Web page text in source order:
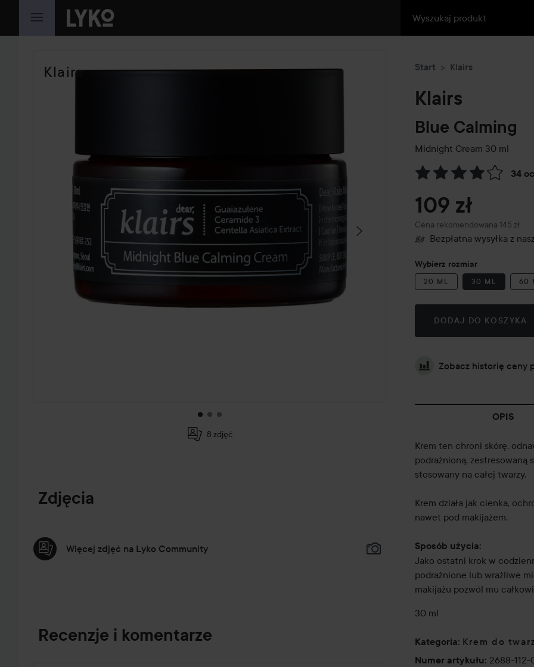
PRZEJDŹ DO TREŚCI
Klairs
POMIŃ SEKCJĘ
8 zdjęć
Zdjęcia
Więcej zdjęć na Lyko Community
Recenzje i komentarze
Start Klairs
Klairs
Blue Calming
Midnight Cream 30 ml
34
Przejdź do Recenzje i
109 zł
Cena rekomendowana 145 zł
Zalecana cena 145 zł
Bezpłatna wysyłka z
Wybierz rozmiar
20 ML 30 ML 60
DODAJ DO KOSZYKA
Zobacz historię ceny
OPIS
Krem ten chroni skórę,
podrażnioną, zestresowaną
stosowany na całej twarzy.
Krem działa jak cienka,
nawet pod makijażem.
Sposób użycia:
Jako ostatni krok w
podrażnione lub wrażliwe
makijażu pozwól mu
30 ml
Kategoria: Krem do
Numer artykułu: 2688-